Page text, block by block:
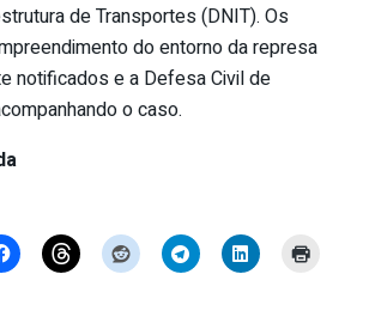
de Transportes (DNIT). Os
do entorno da represa
notificados e a Defesa Civil de
o caso.